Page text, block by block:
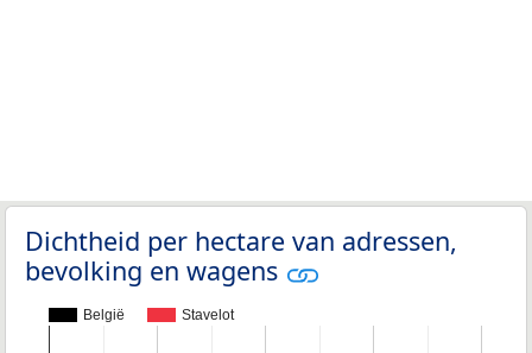
Dichtheid per hectare van adressen,
bevolking en wagens
België Stavelot